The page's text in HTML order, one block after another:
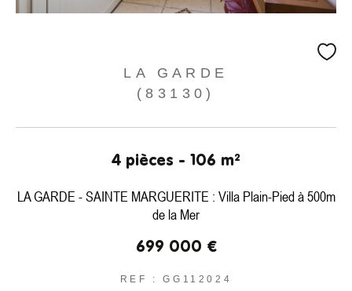
LA GARDE
(83130)
4 pièces - 106 m²
LA GARDE - SAINTE MARGUERITE : Villa Plain-Pied à 500m
de la Mer
699 000 €
REF : GG112024
Rechercher